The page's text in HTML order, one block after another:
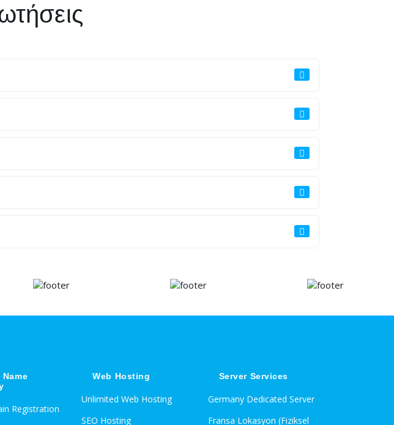
Name
Registration
Web Hosting
Unlimited Web Hosting
SEO Hosting
Server Services
Germany Dedicated Server
Fransa Lokasyon (Fiziksel